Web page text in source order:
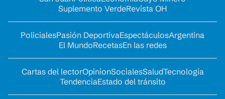
Suplemento VerdeRevista OH
PolicialesPasión DeportivaEspectáculosArgentina
El MundoRecetasEn las redes
Cartas del lectorOpinionSocialesSaludTecnología
TendenciaEstado del tránsito